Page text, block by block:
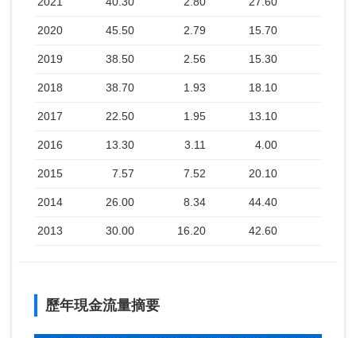
2020 45.50 2.79 15.70
2019 38.50 2.56 15.30
2018 38.70 1.93 18.10
2017 22.50 1.95 13.10
2016 13.30 3.11 4.00
2015 7.57 7.52 20.10
2014 26.00 8.34 44.40
2013 30.00 16.20 42.60
歷年現金流量摘要